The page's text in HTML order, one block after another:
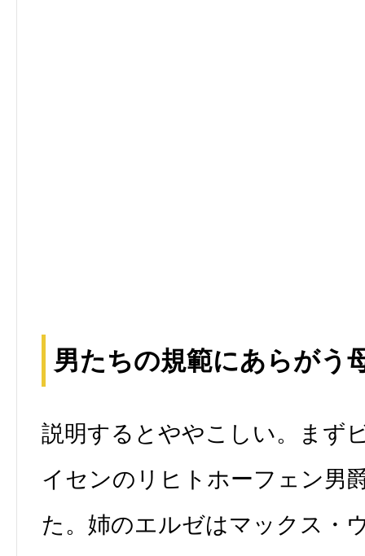
男たちの規範にあらがう
説明するとややこしい。まず
イセンのリヒトホーフェン男
た。姉のエルゼはマックス・